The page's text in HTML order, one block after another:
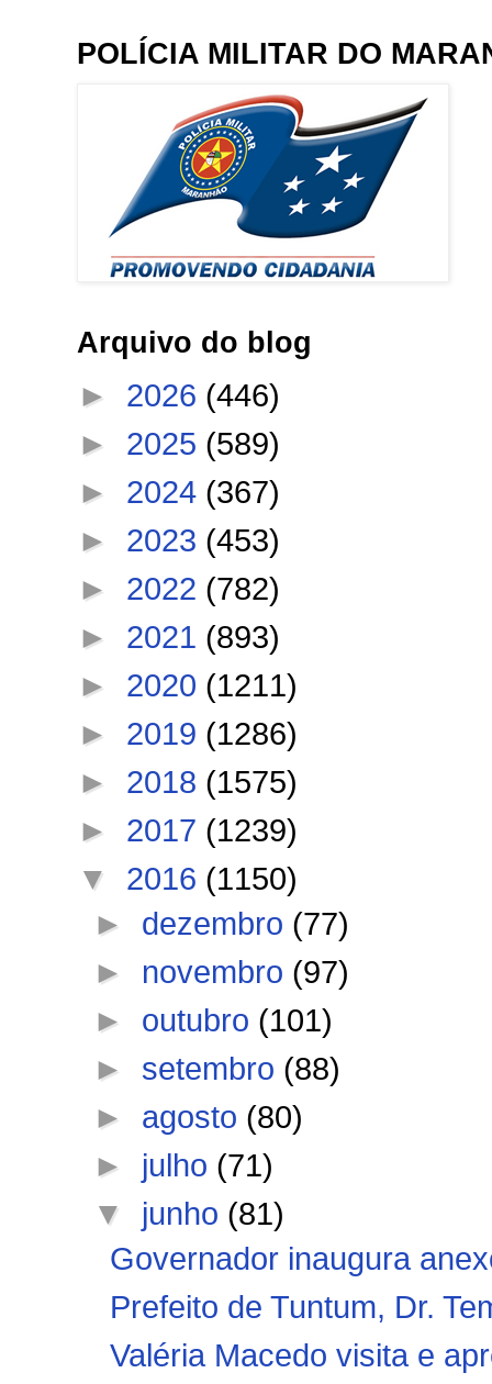
POLÍCIA MILITAR DO
Arquivo do blog
► 2026 (446)
► 2025 (589)
► 2024 (367)
► 2023 (453)
► 2022 (782)
► 2021 (893)
► 2020 (1211)
► 2019 (1286)
► 2018 (1575)
► 2017 (1239)
▼ 2016 (1150)
► dezembro (77)
► novembro (97)
► outubro (101)
► setembro (88)
► agosto (80)
► julho (71)
▼ junho (81)
Governador inaugura
Prefeito de Tuntum, Dr.
Valéria Macedo visita e